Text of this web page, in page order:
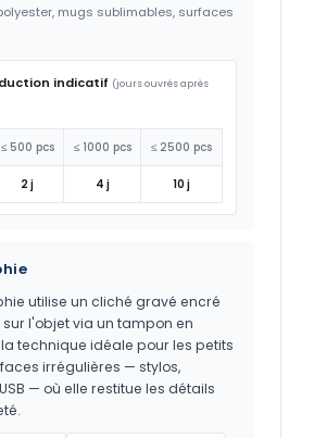
mugs sublimables, surfaces
indicatif (jours ouvrés après
≤ 500 pcs ≤ 1000 pcs ≤ 2500 pcs
2 j 4 j 10 j
utilise un cliché gravé encré
l'objet via un tampon en
technique idéale pour les petits
irrégulières — stylos,
— où elle restitue les détails